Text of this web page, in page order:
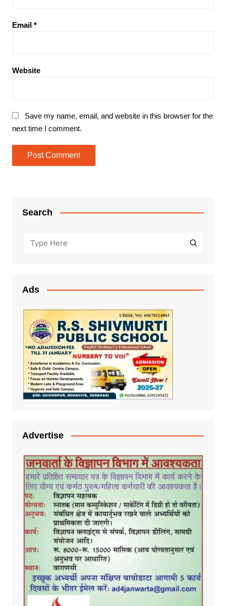
Email *
Website
Save my name, email, and website in this browser for the
next time I comment.
Search
Ads
Advertise